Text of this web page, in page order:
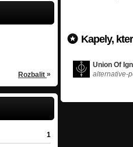
Rozbalit »
1
Kapely,
Union Of
alternative-